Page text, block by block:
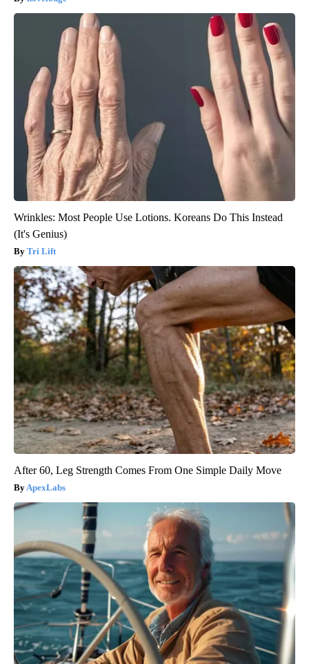
Wrinkles: Most People Use Lotions. Koreans Do This Instead
(It's Genius)
Tri Lift
After 60, Leg Strength Comes From One Simple Daily Move
ApexLabs